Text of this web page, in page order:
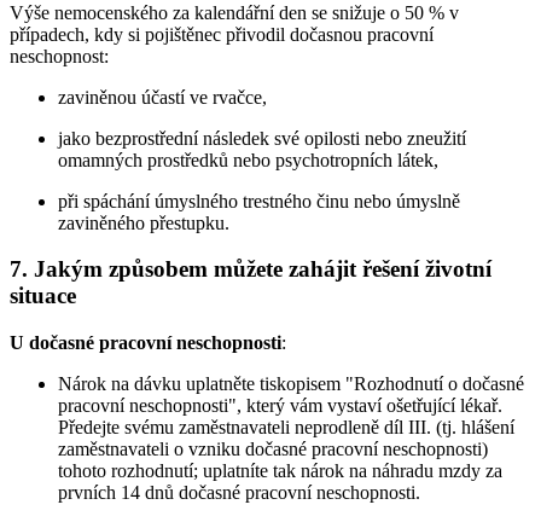
Výše nemocenského za kalendářní den se snižuje o 50 % v
případech, kdy si pojištěnec přivodil dočasnou pracovní
neschopnost:
zaviněnou účastí ve rvačce,
jako bezprostřední následek své opilosti nebo zneužití
omamných prostředků nebo psychotropních látek,
při spáchání úmyslného trestného činu nebo úmyslně
zaviněného přestupku.
7. Jakým způsobem můžete zahájit řešení životní
situace
U dočasné pracovní neschopnosti:
Nárok na dávku uplatněte tiskopisem "Rozhodnutí o dočasné
pracovní neschopnosti", který vám vystaví ošetřující lékař.
Předejte svému zaměstnavateli neprodleně díl III. (tj. hlášení
zaměstnavateli o vzniku dočasné pracovní neschopnosti)
tohoto rozhodnutí; uplatníte tak nárok na náhradu mzdy za
prvních 14 dnů dočasné pracovní neschopnosti.